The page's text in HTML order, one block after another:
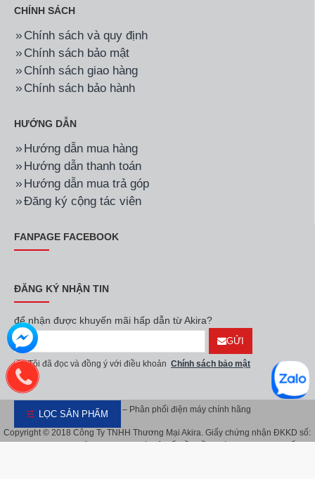
CHÍNH SÁCH
Chính sách và quy định
Chính sách bảo mật
Chính sách giao hàng
Chính sách bảo hành
HƯỚNG DẪN
Hướng dẫn mua hàng
Hướng dẫn thanh toán
Hướng dẫn mua trả góp
Đăng ký cộng tác viên
FANPAGE FACEBOOK
ĐĂNG KÝ NHẬN TIN
để nhận được khuyến mãi hấp dẫn từ Akira?
GỬI
Tôi đã đọc và đồng ý với điều khoản Chính sách bảo mật
Akira Việt Nam – Phân phối điện máy chính hãng
Copyright © 2018 Công Ty TNHH Thương Mại Akira. Giấy chứng nhận ĐKKD số:
LỌC SẢN PHẨM